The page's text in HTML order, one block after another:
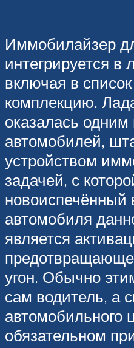
Иммобилайзер
интегрируется
включая в
комплекцию.
оказалась одним
автомобилей,
устройством
задачей, с
новоиспечённый
автомобиля
является
угон. Обычно
сам водитель, а
автомобильного
обязательном